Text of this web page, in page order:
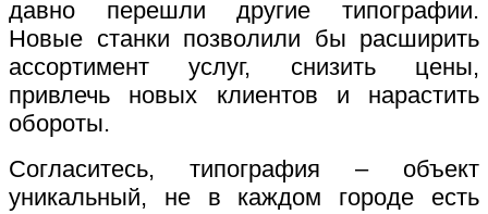
давно перешли другие типографии.
Новые станки позволили бы расширить
ассортимент услуг, снизить цены,
привлечь новых клиентов и нарастить
обороты.
Согласитесь, типография – объект
уникальный, не в каждом городе есть